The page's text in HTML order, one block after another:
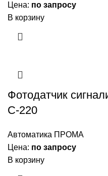
Цена: по запросу
В корзину
Фотодатчик
С-220
Автоматика ПРОМА
Цена: по запросу
В корзину